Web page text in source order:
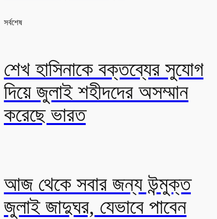
সর্বশেষ
শেখ হাসিনাকে বক্তব্যের সুযোগ
দিয়ে জুলাই শহীদদের অসম্মান
করেছে ভারত
আজ থেকে সবার জন্য উন্মুক্ত
জুলাই জাদুঘর, যেভাবে পাবেন